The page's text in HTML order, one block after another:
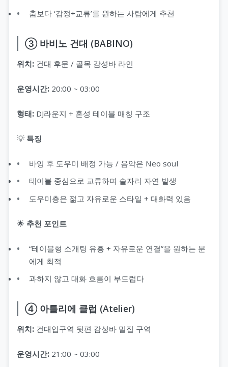
춤보다 ‘감정+교류’를 원하는 사람에게 추천
③ 바비노 건대 (BABINO)
위치: 건대 후문 / 골목 감성바 라인
운영시간: 20:00 ~ 03:00
형태: DJ라운지 + 혼성 테이블 매칭 구조
💡 특징
바잉 후 도우미 배정 가능 / 음악은 Neo soul
테이블 중심으로 교류하며 술자리 자연 발생
도우미층은 젊고 자유로운 스타일 + 대화력 있음
🌟 추천 포인트
“테이블형 소개팅 유흥 + 자유로운 연결”을 원하는 분
에게 최적
과하지 않고 대화 흐름이 부드럽다
④ 아틀리에 클럽 (Atelier)
위치: 건대입구역 뒷편 감성바 밀집 구역
운영시간: 21:00 ~ 03:00